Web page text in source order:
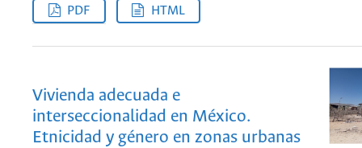
PDF HTML
Vivienda adecuada e
interseccionalidad en México.
Etnicidad y género en zonas urbanas